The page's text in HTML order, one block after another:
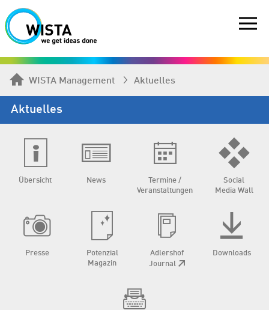
WISTA Management Aktuelles
Aktuelles
Übersicht News
Termine /
Veranstaltungen
Social
Media Wall
Presse
Potenzial
Magazin
Adlershof
Journal
Downloads